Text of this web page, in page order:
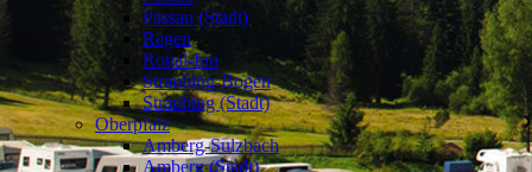
Passau (Stadt)
Regen
Rottal-Inn
Straubing-Bogen
Straubing (Stadt)
Oberpfalz
❯
Amberg-Sulzbach
Amberg (Stadt)